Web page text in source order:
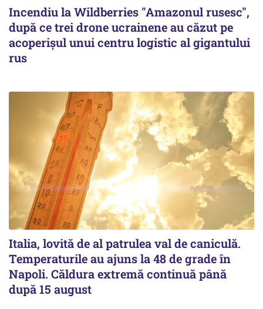
Incendiu la Wildberries "Amazonul rusesc",
după ce trei drone ucrainene au căzut pe
acoperişul unui centru logistic al gigantului
rus
Italia, lovită de al patrulea val de caniculă.
Temperaturile au ajuns la 48 de grade în
Napoli. Căldura extremă continuă până
după 15 august